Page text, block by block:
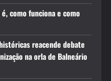
como funciona e como
reacende debate
na orla de Balneário